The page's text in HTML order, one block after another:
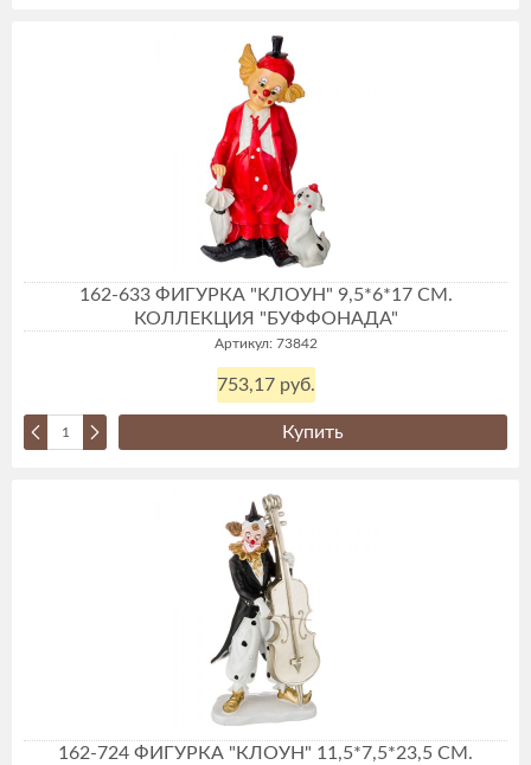
162-633 ФИГУРКА "КЛОУН" 9,5*6*17 СМ.
КОЛЛЕКЦИЯ "БУФФОНАДА"
Артикул: 73842
753,17 руб.
Купить
162-724 ФИГУРКА "КЛОУН" 11,5*7,5*23,5 СМ.